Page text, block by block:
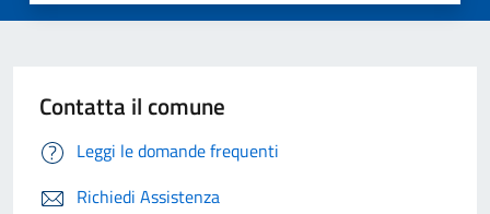
Contatta il comune
Leggi le domande frequenti
Richiedi Assistenza